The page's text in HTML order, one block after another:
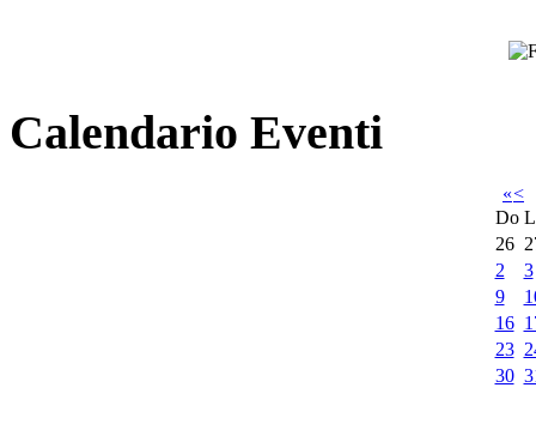
Calendario Eventi
«<
Do
26
2
3
9
16
23
30